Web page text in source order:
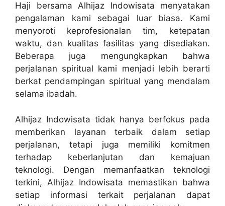
Haji bersama Alhijaz Indowisata menyatakan
pengalaman kami sebagai luar biasa. Kami
menyoroti keprofesionalan tim, ketepatan
waktu, dan kualitas fasilitas yang disediakan.
Beberapa juga mengungkapkan bahwa
perjalanan spiritual kami menjadi lebih berarti
berkat pendampingan spiritual yang mendalam
selama ibadah.
Alhijaz Indowisata tidak hanya berfokus pada
memberikan layanan terbaik dalam setiap
perjalanan, tetapi juga memiliki komitmen
terhadap keberlanjutan dan kemajuan
teknologi. Dengan memanfaatkan teknologi
terkini, Alhijaz Indowisata memastikan bahwa
setiap informasi terkait perjalanan dapat